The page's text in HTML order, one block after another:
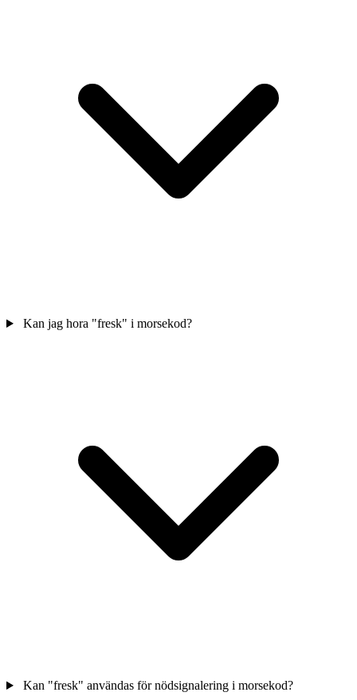
Kan jag hora "fresk" i morsekod?
Kan "fresk" användas för nödsignalering i morsekod?